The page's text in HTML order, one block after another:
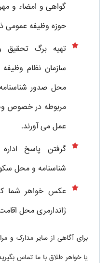
گواهی و امضاء و
حوزه وظیفه عمومی
تهیه برگ تحقیق
سازمان نظام
محل صدور
مربوطه در خصوص
عمل می آورند.
گرفتن پاسخ
شناسنامه و محل
عکس خواهر شما
ژاندارمری محل
برای آگاهی از سایر مدارک و
یا خواهر طلاق با ما تماس